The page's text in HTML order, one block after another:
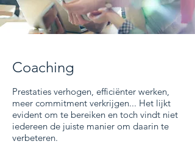
Coaching
Prestaties verhogen, efficiënter werken,
meer commitment verkrijgen... Het lijkt
evident om te bereiken en toch vindt niet
iedereen de juiste manier om daarin te
verbeteren.